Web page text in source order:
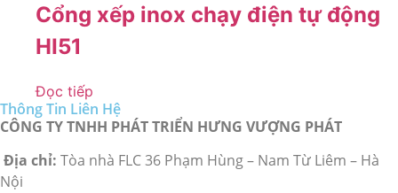
Cổng xếp inox chạy điện tự động
HI51
Đọc tiếp
Thông Tin Liên Hệ
CÔNG TY TNHH PHÁT TRIỂN HƯNG VƯỢNG PHÁT
Địa chỉ: Tòa nhà FLC 36 Phạm Hùng – Nam Từ Liêm – Hà
Nội